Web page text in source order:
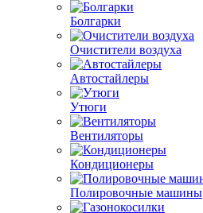
Болгарки
Очистители воздуха
Автостайлеры
Утюги
Вентиляторы
Кондиционеры
Полировочные машины